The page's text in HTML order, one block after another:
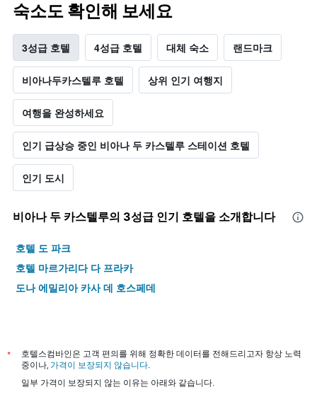
숙소도 확인해 보세요
3성급 호텔 4성급 호텔 대체 숙소 랜드마크
비아나두카스텔루 호텔 상위 인기 여행지
여행을 완성하세요
인기 급상승 중인 비아나 두 카스텔루 스테이션 호텔
인기 도시
비아나 두 카스텔루​의 3​성급 인기 호텔을 소개합니다
호텔 도 파크
호텔 마르가리다 다 프라카
도나 에밀리아 카사 데 호스페데
*
호텔스컴바인은 고객 편의를 위해 정확한 데이터를 전해드리고자 항상 노력
중이나, 가격이 보장되지 않습니다.
일부 가격이 보장되지 않는 이유는 아래와 같습니다.